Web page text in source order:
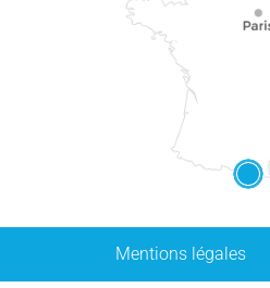
Mentions légales